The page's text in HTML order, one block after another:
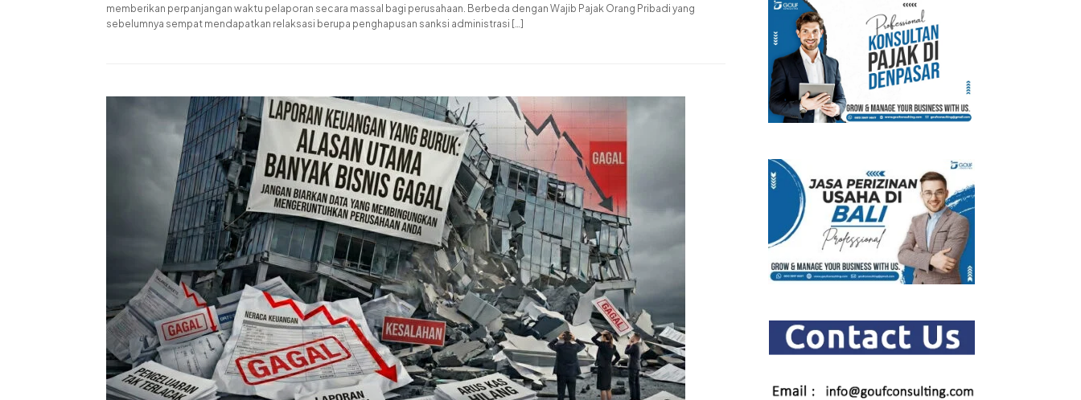
memberikan perpanjangan waktu pelaporan secara massal bagi perusahaan. Berbeda dengan Wajib Pajak Orang Pribadi yang
sebelumnya sempat mendapatkan relaksasi berupa penghapusan sanksi administrasi […]